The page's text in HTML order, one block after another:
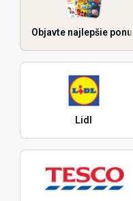
Objavte najlepšie
Lidl